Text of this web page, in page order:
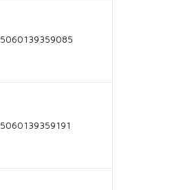
5060139359085
5060139359191